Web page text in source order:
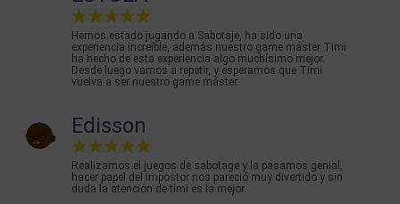
Hemos estado jugando a Sabotaje, ha sido una
experiencia increíble, además nuestro game máster Timi
ha hecho de esta experiencia algo muchísimo mejor.
Desde luego vamos a repetir, y esperamos que Timi
vuelva a ser nuestro game máster
Edisson
Realizamos el juegos de sabotage y la pasamos genial,
hacer papel del impostor nos pareció muy divertido y sin
duda la atención de timi es la mejor.